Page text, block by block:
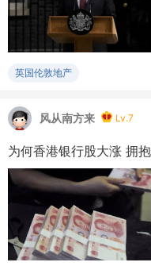
英国伦敦地产
风从南方来 Lv.7
为何香港银行股大涨 拥